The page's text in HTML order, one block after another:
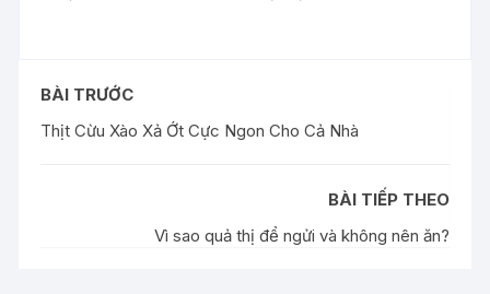
BÀI TRƯỚC
Thịt Cừu Xào Xả Ớt Cực Ngon Cho Cả Nhà
BÀI TIẾP THEO
Vì sao quả thị để ngửi và không nên ăn?